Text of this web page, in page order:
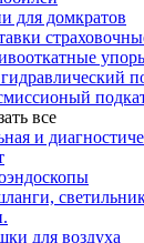
для домкратов
все
и
для воздуха